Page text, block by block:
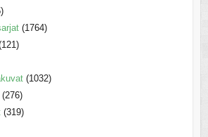
(1764)
(1032)
(276)
(319)